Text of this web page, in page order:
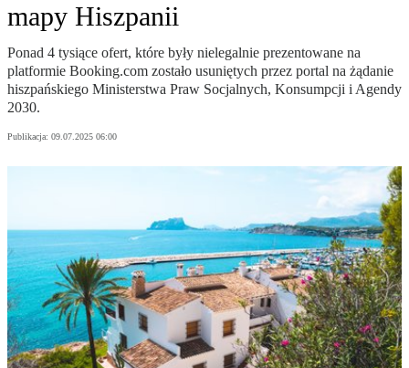
mapy Hiszpanii
Ponad 4 tysiące ofert, które były nielegalnie prezentowane na
platformie Booking.com zostało usuniętych przez portal na żądanie
hiszpańskiego Ministerstwa Praw Socjalnych, Konsumpcji i Agendy
2030.
Publikacja: 09.07.2025 06:00